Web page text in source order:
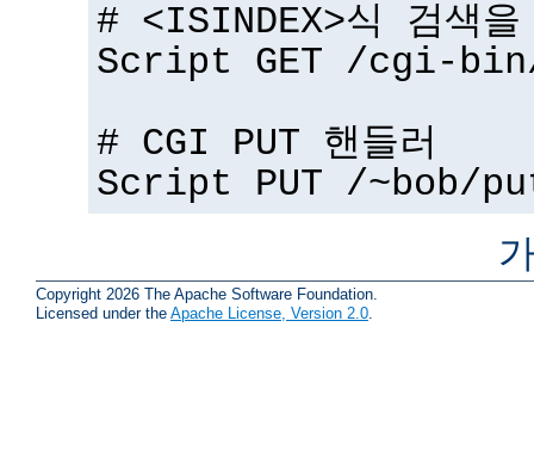
# <ISINDEX>식 검색
Script GET /cgi-
# CGI PUT 핸들러
Script PUT /~bob/
Copyright 2026 The Apache Software Foundation.
Licensed under the Apache License, Version 2.0